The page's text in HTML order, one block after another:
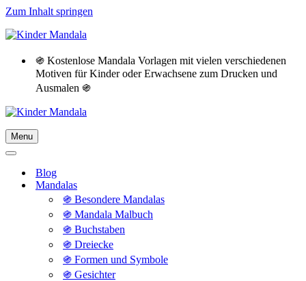
Zum Inhalt springen
֍ Kostenlose Mandala Vorlagen mit vielen verschiedenen
Motiven für Kinder oder Erwachsene zum Drucken und
Ausmalen ֍
Menu
Navigationsmenü
Navigationsmenü
Blog
Mandalas
֍ Besondere Mandalas
֍ Mandala Malbuch
֍ Buchstaben
֍ Dreiecke
֍ Formen und Symbole
֍ Gesichter